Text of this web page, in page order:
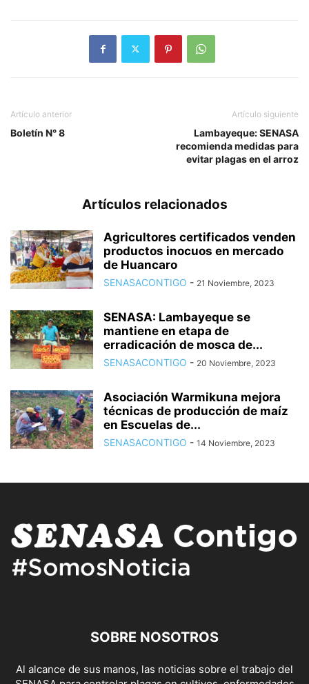
Artículo anterior
Boletín N° 8
Artículo siguiente
Lambayeque: SENASA
recomienda medidas para
evitar plagas en el arroz
Artículos relacionados
Agricultores certificados venden
productos inocuos en mercado
de Huancaro
SENASACONTIGO - 21 Noviembre, 2023
SENASA: Lambayeque se
mantiene en etapa de
erradicación de mosca de...
SENASACONTIGO - 20 Noviembre, 2023
Asociación Warmikuna mejora
técnicas de producción de maíz
en Escuelas de...
SENASACONTIGO - 14 Noviembre, 2023
SOBRE NOSOTROS
Al alcance de sus manos, las noticias sobre el trabajo del